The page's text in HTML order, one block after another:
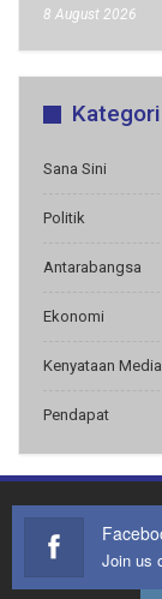
8 August 2026
Sana Sini
Politik
Antarabangsa
Ekonomi
Kenyataan Media
Pendapat
Join us